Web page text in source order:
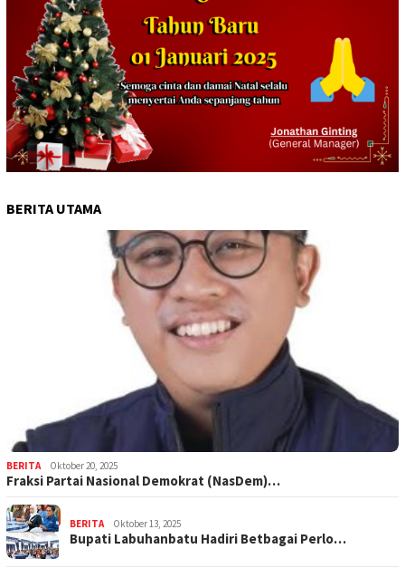
BERITA UTAMA
BERITA Oktober 20, 2025
Fraksi Partai Nasional Demokrat (NasDem)…
BERITA Oktober 13, 2025
Bupati Labuhanbatu Hadiri Betbagai Perlo…